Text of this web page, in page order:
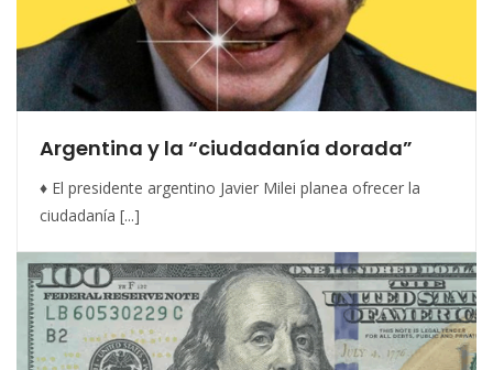
Argentina y la “ciudadanía dorada”
♦ El presidente argentino Javier Milei planea ofrecer la
ciudadanía [...]